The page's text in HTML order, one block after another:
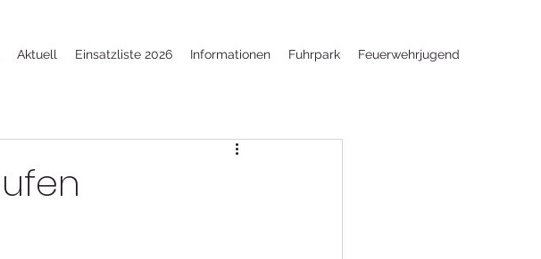
Aktuell Einsatzliste 2026 Informationen Fuhrpark Feuerwehrjugend